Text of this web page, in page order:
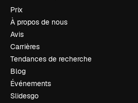
Prix
À propos de nous
Avis
Carrières
Tendances de recherche
Blog
Événements
Slidesgo